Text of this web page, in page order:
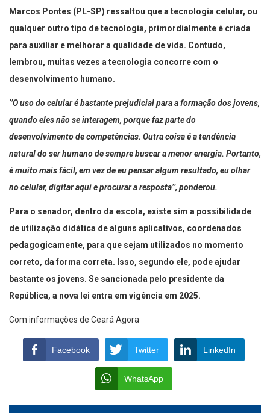
Marcos Pontes (PL-SP) ressaltou que a tecnologia celular, ou
qualquer outro tipo de tecnologia, primordialmente é criada
para auxiliar e melhorar a qualidade de vida. Contudo,
lembrou, muitas vezes a tecnologia concorre com o
desenvolvimento humano.
‘’O uso do celular é bastante prejudicial para a formação dos jovens,
quando eles não se interagem, porque faz parte do
desenvolvimento de competências. Outra coisa é a tendência
natural do ser humano de sempre buscar a menor energia. Portanto,
é muito mais fácil, em vez de eu pensar algum resultado, eu olhar
no celular, digitar aqui e procurar a resposta’’, ponderou.
Para o senador, dentro da escola, existe sim a possibilidade
de utilização didática de alguns aplicativos, coordenados
pedagogicamente, para que sejam utilizados no momento
correto, da forma correta. Isso, segundo ele, pode ajudar
bastante os jovens. Se sancionada pelo presidente da
República, a nova lei entra em vigência em 2025.
Com informações de Ceará Agora
Facebook Twitter LinkedIn
WhatsApp